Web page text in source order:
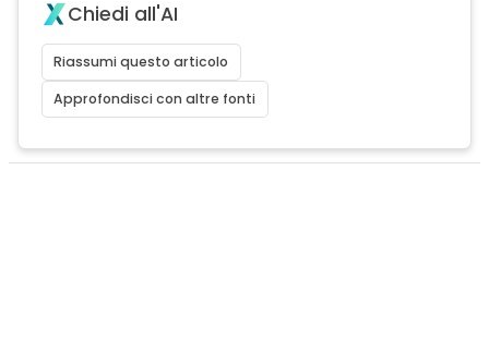
Chiedi all'AI
Riassumi questo articolo
Approfondisci con altre fonti